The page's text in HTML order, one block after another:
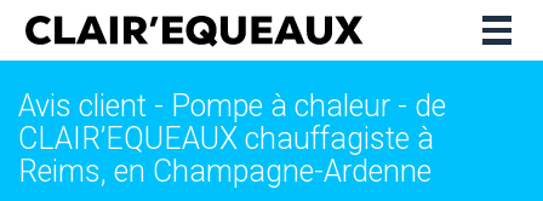
Avis client - Pompe à chaleur - de
CLAIR’EQUEAUX chauffagiste à
Reims, en Champagne-Ardenne